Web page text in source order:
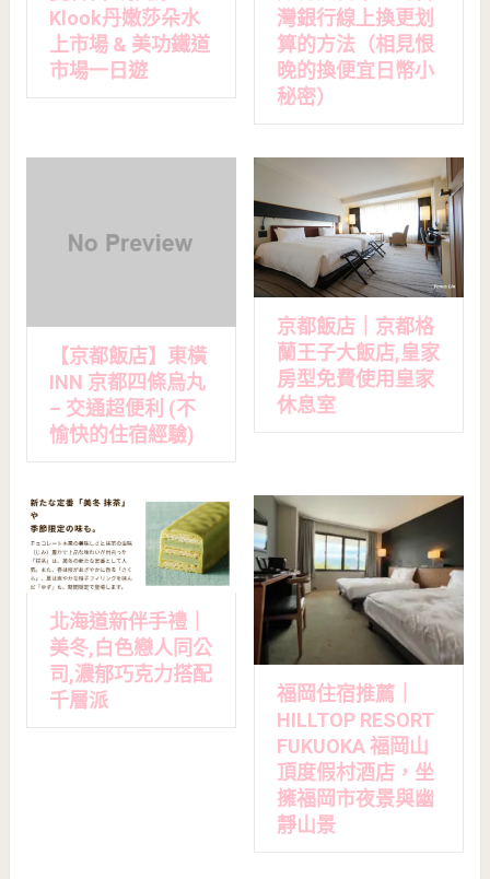
Klook丹嫩莎朵水
上市場 & 美功鐵道
市場一日遊
灣銀行線上換更划
算的方法（相見恨
晚的換便宜日幣小
秘密）
【京都飯店】東橫
INN 京都四條烏丸
– 交通超便利 (不
愉快的住宿經驗)
京都飯店｜京都格
蘭王子大飯店,皇家
房型免費使用皇家
休息室
北海道新伴手禮｜
美冬,白色戀人同公
司,濃郁巧克力搭配
千層派
福岡住宿推薦｜
HILLTOP RESORT
FUKUOKA 福岡山
頂度假村酒店，坐
擁福岡市夜景與幽
靜山景